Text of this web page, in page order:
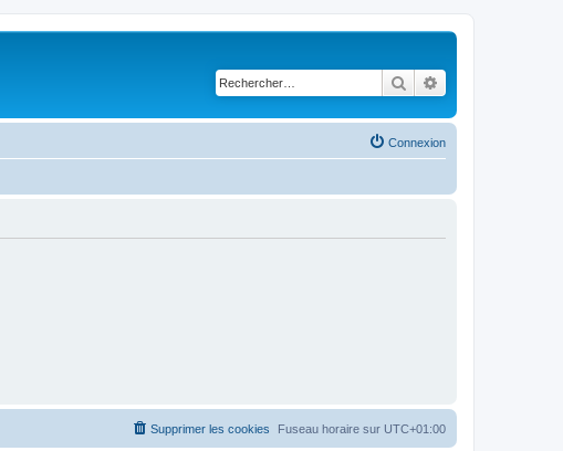
Rechercher
Connexion
Fuseau horaire sur UTC+01:00
Supprimer les cookies